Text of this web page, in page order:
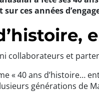
ces années
collaborateurs et
« 40 ans d’histoire…
générations de